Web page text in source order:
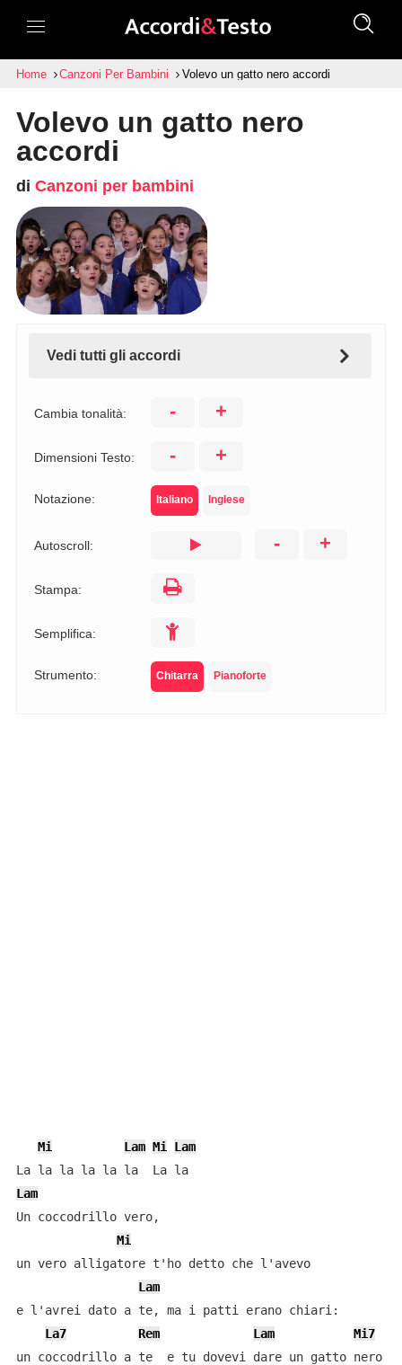
Home Canzoni Per Bambini Volevo un gatto nero accordi
Volevo un gatto nero
accordi
di Canzoni per bambini
Vedi tutti gli accordi
Cambia tonalità: - +
Dimensioni Testo: - +
Notazione: Italiano Inglese
Autoscroll: - +
Stampa:
Semplifica:
Strumento: Chitarra Pianoforte
Mi Lam Mi
Lam
Lam
Un coccodrillo vero,
Mi
un vero alligatore t'ho detto che l'avevo
Lam
e l'avrei dato a te, ma i patti erano chiari:
La7
Rem Lam Mi7
un coccodrillo a te  e tu dovevi dare un gatto nero a